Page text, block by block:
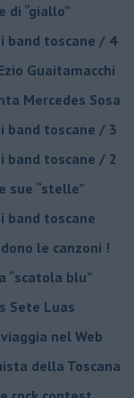
di “giallo”
band toscane / 4
Guaitamacchi
Mercedes Sosa
band toscane / 3
band toscane / 2
sue “stelle”
band toscane
le canzoni !
“scatola blu”
Sete Luas
nel Web
della Toscana